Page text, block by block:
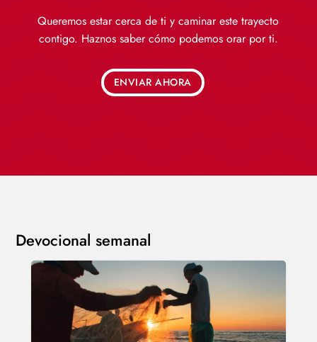
Queremos estar cerca de ti y caminar este trayecto
contigo. Haznos saber cómo podemos orar por ti.
ENVIAR AHORA
Devocional semanal